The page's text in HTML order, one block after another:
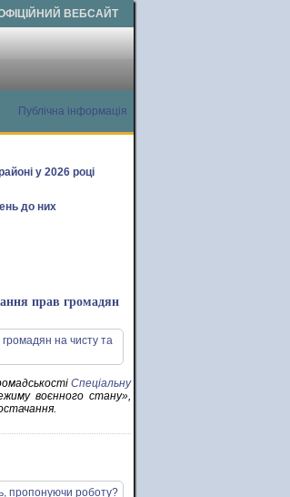
ВЕБСАЙТ
Публічна інформація
у 2026 році
до них
прав громадян
Спеціальну
воєнного стану»,